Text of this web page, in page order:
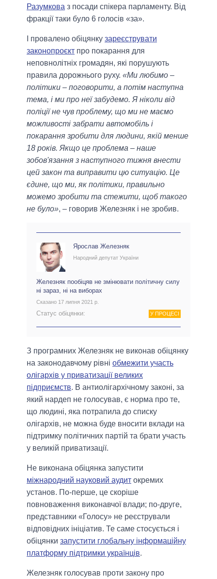
Разумкова з посади спікера парламенту. Від
фракції таки було 6 голосів «за».
І провалено обіцянку зареєструвати
законопроєкт про покарання для
неповнолітніх громадян, які порушують
правила дорожнього руху. «Ми любимо –
політики – поговорити, а потім наступна
тема, і ми про неї забудемо. Я ніколи від
поліції не чув проблему, що ми не маємо
можливості забрати автомобіль і
покарання зробити для людини, якій менше
18 років. Якщо це проблема – наше
зобов'язання з наступного тижня внести
цей закон та виправити цю ситуацію. Це
єдине, що ми, як політики, правильно
можемо зробити та стежити, щоб такого
не було», – говорив Железняк і не зробив.
Ярослав Железняк
Народний депутат України
Железняк пообіцяв не змінювати політичну силу
ні зараз, ні на виборах
Сказано 17 липня 2021 р.
Статус обіцянки: У ПРОЦЕСІ
З програмних Железняк не виконав обіцянку
на законодавчому рівні обмежити участь
олігархів у приватизації великих
підприємств. В антиолігархічному законі, за
який нардеп не голосував, є норма про те,
що людині, яка потрапила до списку
олігархів, не можна буде вносити вклади на
підтримку політичних партій та брати участь
у великій приватизації.
Не виконана обіцянка запустити
міжнародний науковий аудит окремих
установ. По-перше, це скоріше
повноваження виконавчої влади; по-друге,
представники «Голосу» не реєстрували
відповідних ініціатив. Те саме стосується і
обіцянки запустити глобальну інформаційну
платформу підтримки українців.
Железняк голосував проти закону про